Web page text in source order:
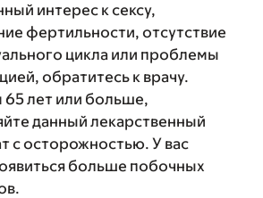
интерес к сексу,
фертильности, отсутствие
цикла или проблемы
обратитесь к врачу.
65 лет или больше,
данный лекарственный
с осторожностью. У вас
больше побочных